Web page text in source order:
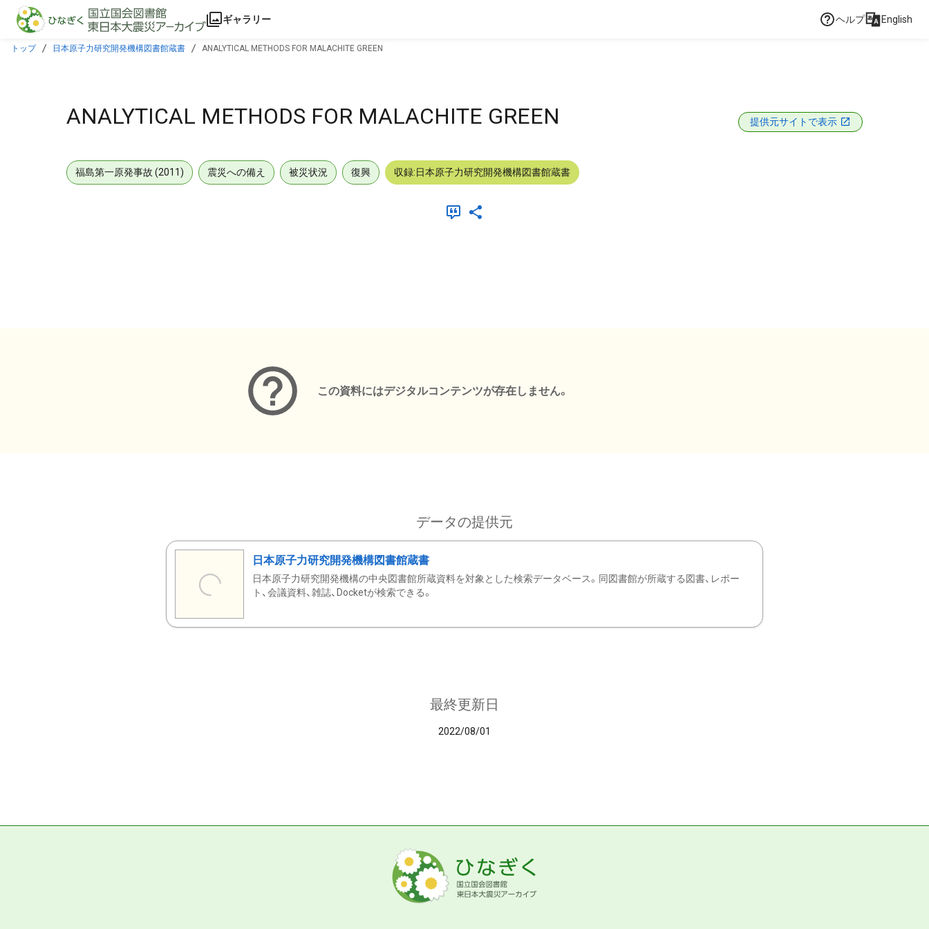
本文に飛ぶ
ギャラリー ヘルプ English
トップ 日本原子力研究開発機構図書館蔵書 ANALYTICAL METHODS FOR MALACHITE GREEN
ANALYTICAL METHODS FOR MALACHITE GREEN 提供元サイトで表示
福島第一原発事故 (2011) 震災への備え 被災状況 復興 収録:日本原子力研究開発機構図書館蔵書
この資料にはデジタルコンテンツが存在しません。
データの提供元
日本原子力研究開発機構図書館蔵書
日本原子力研究開発機構の中央図書館所蔵資料を対象とした検索データベース。同図書館が所蔵する図書、レポー
ト、会議資料、雑誌、Docketが検索できる。
最終更新日
2022/08/01